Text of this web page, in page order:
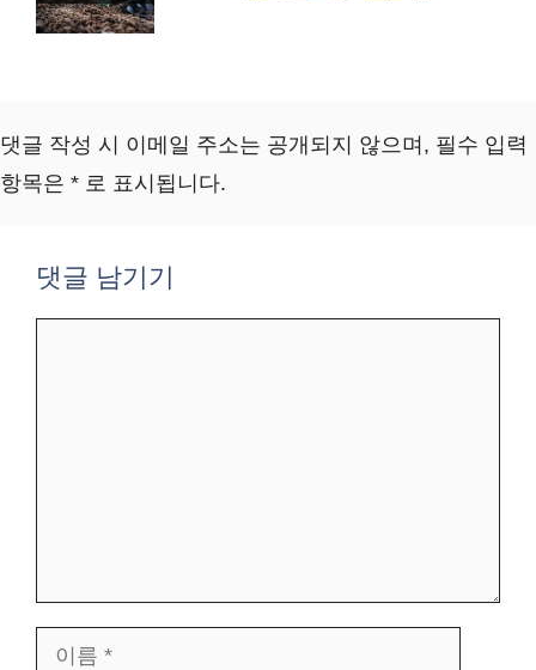
댓글 작성 시 이메일 주소는 공개되지 않으며, 필수 입력
항목은 * 로 표시됩니다.
댓글 남기기